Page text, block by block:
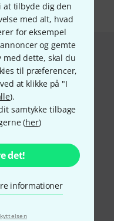
at tilbyde dig den
med alt, hvad
for eksempel
og gemte
dette, skal du
til præferencer,
at klikke på "I
).
samtykke tilbage
(her)
det!
informationer
PayPal,Klarna Betal